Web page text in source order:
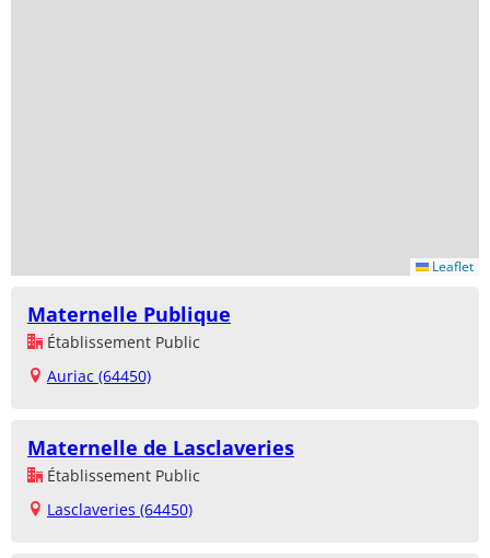
Leaflet
Maternelle Publique
Établissement Public
Auriac (64450)
Maternelle de Lasclaveries
Établissement Public
Lasclaveries (64450)